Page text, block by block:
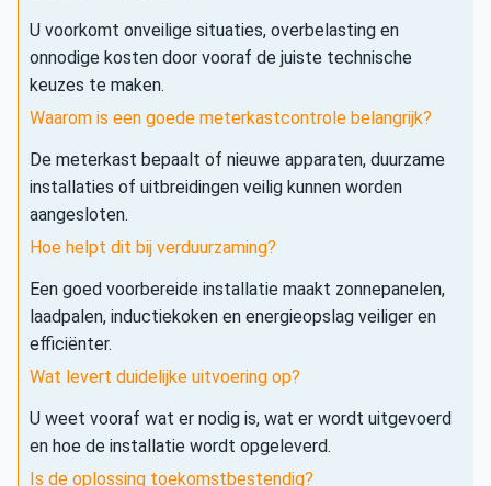
U voorkomt onveilige situaties, overbelasting en
onnodige kosten door vooraf de juiste technische
keuzes te maken.
Waarom is een goede meterkastcontrole belangrijk?
De meterkast bepaalt of nieuwe apparaten, duurzame
installaties of uitbreidingen veilig kunnen worden
aangesloten.
Hoe helpt dit bij verduurzaming?
Een goed voorbereide installatie maakt zonnepanelen,
laadpalen, inductiekoken en energieopslag veiliger en
efficiënter.
Wat levert duidelijke uitvoering op?
U weet vooraf wat er nodig is, wat er wordt uitgevoerd
en hoe de installatie wordt opgeleverd.
Is de oplossing toekomstbestendig?